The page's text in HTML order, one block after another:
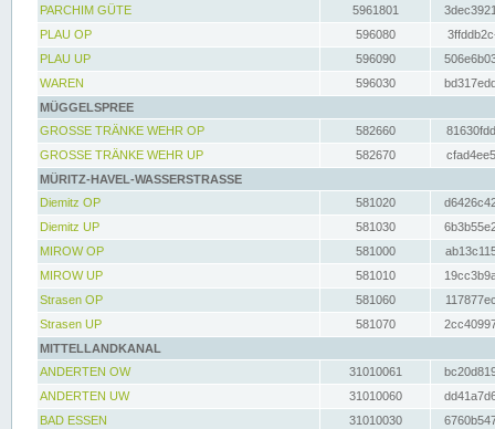
PARCHIM GÜTE
5961801
PLAU OP
596080
PLAU UP
596090
WAREN
596030
MÜGGELSPREE
GROSSE TRÄNKE WEHR OP
582660
GROSSE TRÄNKE WEHR UP
582670
MÜRITZ-HAVEL-WASSERSTRASSE
Diemitz OP
581020
Diemitz UP
581030
MIROW OP
581000
MIROW UP
581010
Strasen OP
581060
Strasen UP
581070
MITTELLANDKANAL
ANDERTEN OW
31010061
ANDERTEN UW
31010060
BAD ESSEN
31010030